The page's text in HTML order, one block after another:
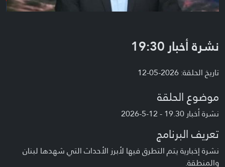
نشرة أخبار 19:30
تاريخ الحلقة: 2026-05-12
موضوع الحلقة
نشرة أخبار 19.30 - 12-5-2026
تعريف البرنامج
نشرة إخبارية يتم التطرق فيها لأبرز الأحداث التي شهدها لبنان
والمنطقة.